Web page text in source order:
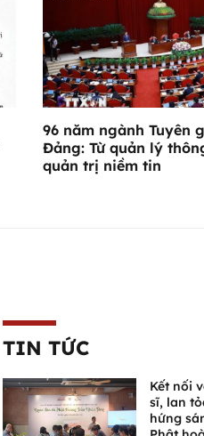
96 năm ngành Tuyên
Đảng: Từ quản lý
quản trị niềm tin
TIN TỨC
Kết nối
sĩ, lan
hứng